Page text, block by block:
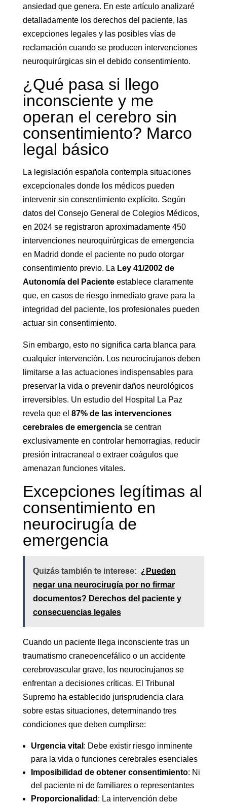
ansiedad que genera. En este artículo analizaré
detalladamente los derechos del paciente, las
excepciones legales y las posibles vías de
reclamación cuando se producen intervenciones
neuroquirúrgicas sin el debido consentimiento.
¿Qué pasa si llego
inconsciente y me
operan el cerebro sin
consentimiento? Marco
legal básico
La legislación española contempla situaciones
excepcionales donde los médicos pueden
intervenir sin consentimiento explícito. Según
datos del Consejo General de Colegios Médicos,
en 2024 se registraron aproximadamente 450
intervenciones neuroquirúrgicas de emergencia
en Madrid donde el paciente no pudo otorgar
consentimiento previo. La Ley 41/2002 de
Autonomía del Pacienteestablece claramente
que, en casos de riesgo inmediato grave para la
integridad del paciente, los profesionales pueden
actuar sin consentimiento.
Sin embargo, esto no significa carta blanca para
cualquier intervención. Los neurocirujanos deben
limitarse a las actuaciones indispensables para
preservar la vida o prevenir daños neurológicos
irreversibles. Un estudio del Hospital La Paz
revela que el 87% de las intervenciones
cerebrales de emergenciase centran
exclusivamente en controlar hemorragias, reducir
presión intracraneal o extraer coágulos que
amenazan funciones vitales.
Excepciones legítimas al
consentimiento en
neurocirugía de
emergencia
Quizás también te interese: ¿Pueden
negar una neurocirugía por no firmar
documentos? Derechos del paciente y
consecuencias legales
Cuando un paciente llega inconsciente tras un
traumatismo craneoencefálico o un accidente
cerebrovascular grave, los neurocirujanos se
enfrentan a decisiones críticas. El Tribunal
Supremo ha establecido jurisprudencia clara
sobre estas situaciones, determinando tres
condiciones que deben cumplirse:
Urgencia vital : Debe existir riesgo inminente
para la vida o funciones cerebrales esenciales
Imposibilidad de obtener consentimiento: Ni
del paciente ni de familiares o representantes
Proporcionalidad : La intervención debe